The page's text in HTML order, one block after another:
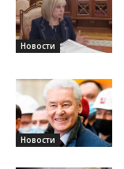
Новости
Новости